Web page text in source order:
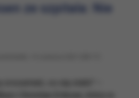
ze szpitala: Nie